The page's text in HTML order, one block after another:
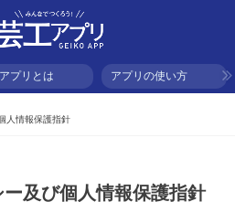
プリとは アプリの使い方
人情報保護指針
及び個人情報保護指針